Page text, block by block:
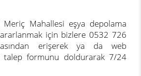
Meriç Mahallesi eşya depolama
için bizlere 0532 726
erişerek ya da web
talep formunu doldurarak 7/24